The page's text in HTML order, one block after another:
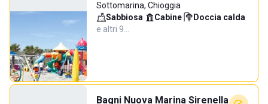
Sottomarina, Chioggia
Sabbiosa· Cabine· Doccia calda·
e altri 9…
Bagni Nuova Marina Sirenella